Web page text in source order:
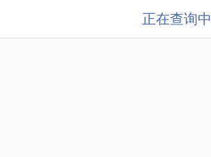
正在查询中